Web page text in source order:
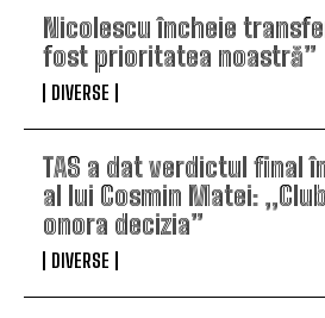
Nicolescu încheie
fost prioritatea noastră”
DIVERSE
TAS a dat verdictul final
al lui Cosmin Matei:
onora decizia”
DIVERSE